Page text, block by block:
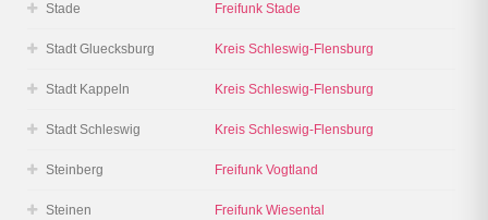
Stade Freifunk Stade
Stadt Gluecksburg Kreis Schleswig-Flensburg
Stadt Kappeln Kreis Schleswig-Flensburg
Stadt Schleswig Kreis Schleswig-Flensburg
Steinberg Freifunk Vogtland
Steinen Freifunk Wiesental